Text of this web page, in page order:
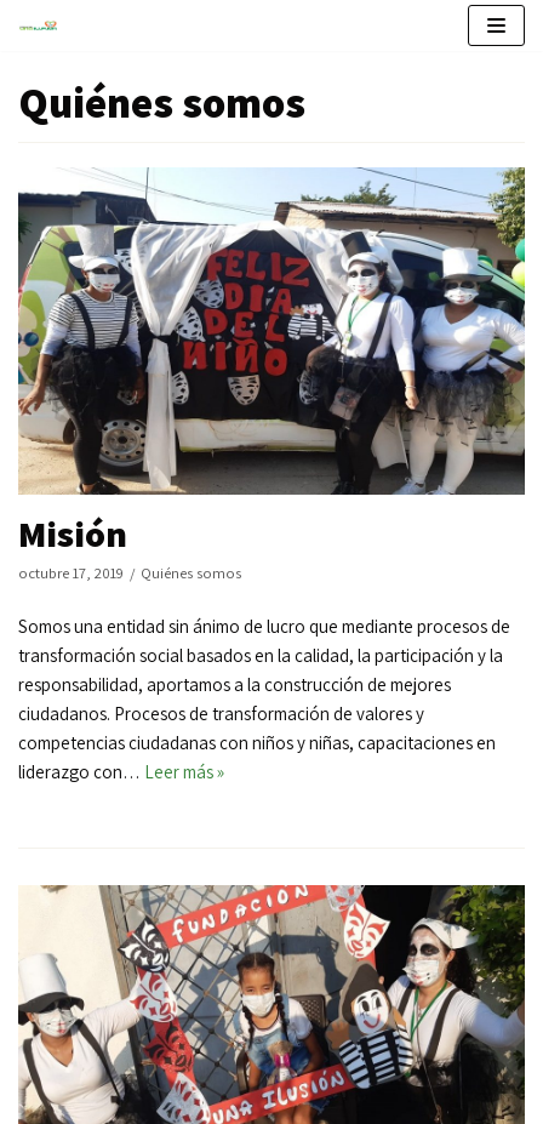
al
contenido
Quiénes somos
Misión
octubre 17, 2019 Quiénes somos
Somos una entidad sin ánimo de lucro que mediante procesos de
transformación social basados en la calidad, la participación y la
responsabilidad, aportamos a la construcción de mejores
ciudadanos. Procesos de transformación de valores y
competencias ciudadanas con niños y niñas, capacitaciones en
liderazgo con… Leer más »